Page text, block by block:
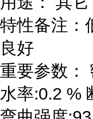
特性备注：
良好
重要参数：
水率:0.2 %